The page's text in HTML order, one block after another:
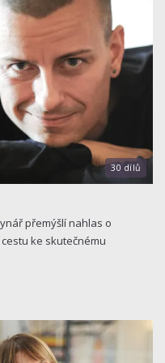
30 dílů
přemýšlí nahlas o
ke skutečnému